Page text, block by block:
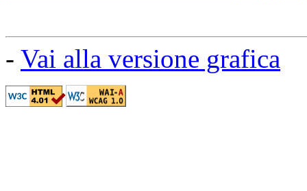
- Vai alla versione grafica